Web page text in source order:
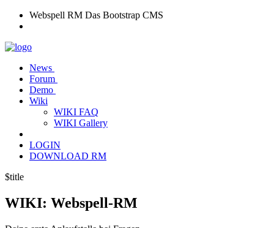
Webspell RM Das Bootstrap CMS
News
Forum
Demo
Wiki
WIKI FAQ
WIKI Gallery
LOGIN
DOWNLOAD RM
$title
WIKI: Webspell-RM